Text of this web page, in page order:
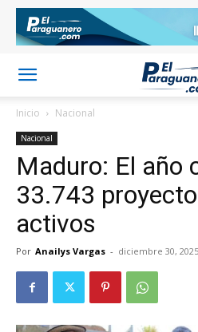
Inicio Nacional
Nacional
Maduro: El año
33.743
activos
Por Anailys Vargas - diciembre 30, 2025